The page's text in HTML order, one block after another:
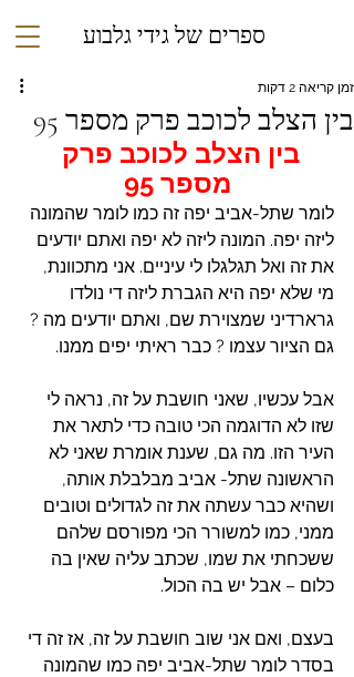
ספרים של גידי גלבוע
בין הצלב לכוכב פרק מספר 95
זמן קריאה 2 דקות
בין הצלב לכוכב פרק
מספר 95
לומר שתל-אביב יפה זה כמו לומר שהמונה
ליזה יפה. המונה ליזה לא יפה ואתם יודעים
את זה ואל תגלגלו לי עיניים. אני מתכוונת,
מי שלא יפה היא הגברת ליזה די נולדו
גרארדיני שמצוירת שם, ואתם יודעים מה ?
גם הציור עצמו ? כבר ראיתי יפים ממנו.
אבל עכשיו, שאני חושבת על זה, נראה לי
שזו לא הדוגמה הכי טובה כדי לתאר את
העיר הזו. מה גם, שענת אומרת שאני לא
הראשונה שתל- אביב מבלבלת אותה,
ושהיא כבר עשתה את זה לגדולים וטובים
ממני, כמו למשורר הכי מפורסם שלהם
ששכחתי את שמו, שכתב עליה שאין בה
כלום – אבל יש בה הכול.
בעצם, ואם אני שוב חושבת על זה, אז זה די
בסדר לומר שתל-אביב יפה כמו שהמונה